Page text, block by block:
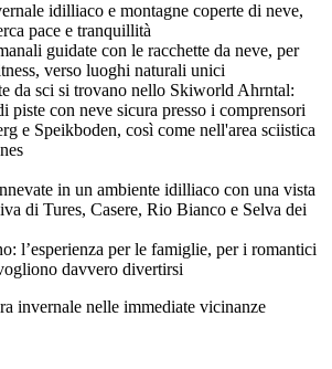
idilliaco e montagne coperte di neve,
pace e tranquillità
guidate con le racchette da neve, per
verso luoghi naturali unici
da sci si trovano nello Skiworld Ahrntal:
piste con neve sicura presso i comprensori
e Speikboden, così come nell'area sciistica
in un ambiente idilliaco con una vista
di Tures, Casere, Rio Bianco e Selva dei
l’esperienza per le famiglie, per i romantici
davvero divertirsi
invernale nelle immediate vicinanze